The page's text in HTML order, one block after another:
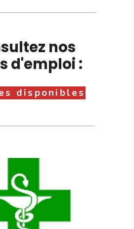
nos
d'emploi :
disponibles